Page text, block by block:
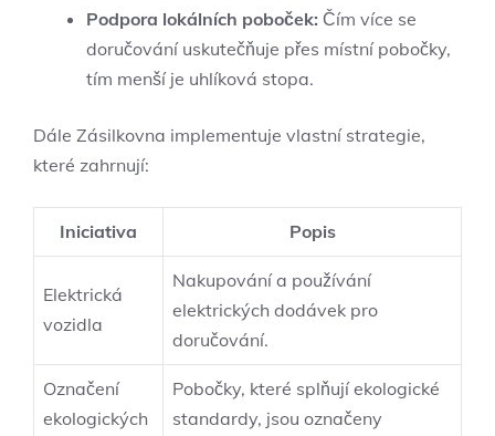
Podpora lokálních poboček: Čím více se
doručování uskutečňuje přes místní pobočky,
tím menší je uhlíková stopa.
Dále Zásilkovna implementuje vlastní strategie,
které zahrnují:
Iniciativa Popis
Elektrická
vozidla
Nakupování a používání
elektrických dodávek pro
doručování.
Označení
ekologických
Pobočky, které splňují ekologické
standardy, jsou označeny